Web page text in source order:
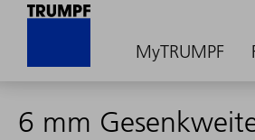
MyTRUMPF
6 mm